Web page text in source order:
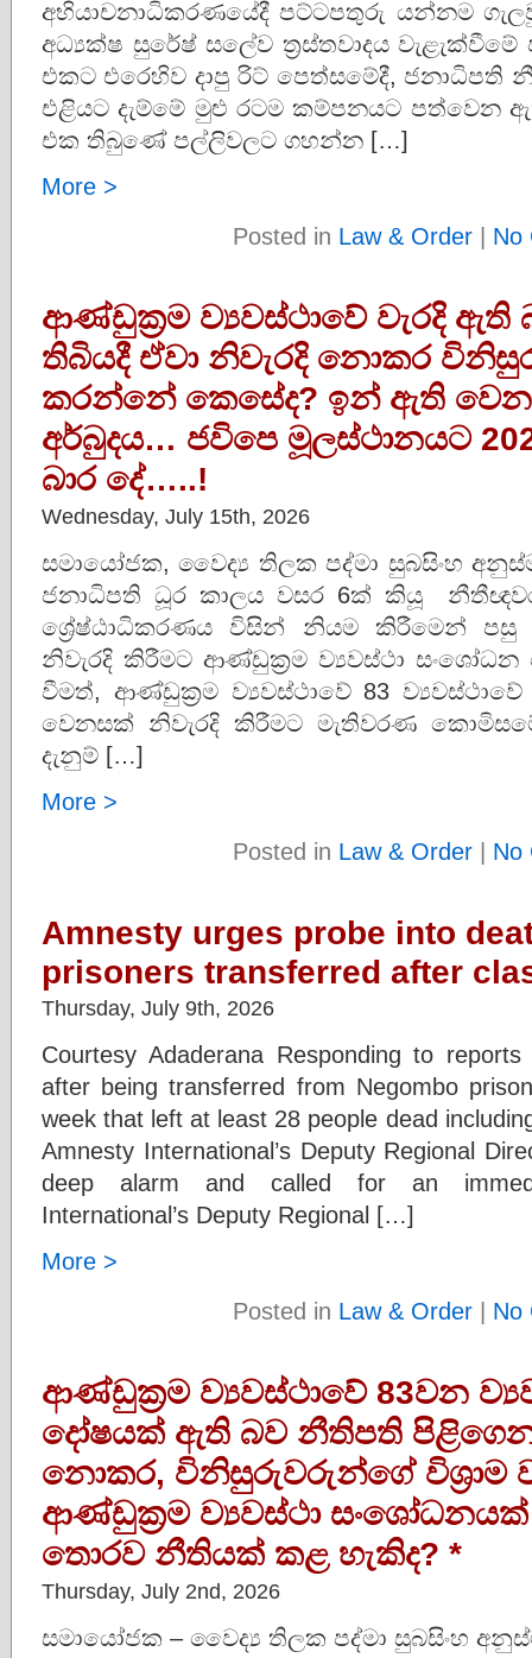
අභියාචනාධිකරණයේදී පට්ටපතුරු යන්නම
අධ්‍යක්ෂ සුරේෂ් සලේව ත්‍රස්තවාදය
එකට එරෙහිව දාපු රිට් පෙත්සමේදී, ජනාධිපති
එළියට දැම්මේ මුළු රටම කම්පනයට පත්වෙන
එක තිබුණේ පල්ලිවලට ගහන්න […]
More >
Posted in Law & Order| No
ආණ්ඩුක්‍රම ව්‍යවස්ථාවේ වැරදි
තිබියදී ඒවා නිවැරදි නොකර
කරන්නේ කෙසේද? ඉන් ඇති වෙන
අර්බුදය… ජවිපෙ මූලස්ථානයට
බාර දේ…..!
Wednesday, July 15th, 2026
සමායෝජක, වෛද්‍ය තිලක පද්මා සුබසිංහ
ජනාධිපති ධූර කාලය වසර 6ක් කියූ
ශ්‍රේෂ්ඨාධිකරණය විසින් නියම කිරීමෙන් පසු
නිවැරදි කිරීමට ආණ්ඩුක්‍රම ව්‍යවස්ථා සංශෝධන
වීමත්, ආණ්ඩුක්‍රම ව්‍යවස්ථාවේ 83 ව්‍යවස්ථාවේ
වෙනසක් නිවැරදි කිරීමට මැතිවරණ
දැනුම් […]
More >
Posted in Law & Order| No
Amnesty urges probe into
prisoners transferred after
Thursday, July 9th, 2026
Courtesy Adaderana Responding to
after being transferred from Negombo
week that left at least 28 people dead
Amnesty International’s Deputy Regional
deep alarm and called for an
International’s Deputy Regional […]
More >
Posted in Law & Order| No
ආණ්ඩුක්‍රම ව්‍යවස්ථාවේ 83වන
දෝෂයක් ඇති බව නීතිපති පිළිගෙන
නොකර, විනිසුරුවරුන්ගේ විශ්‍රාම
ආණ්ඩුක්‍රම ව්‍යවස්ථා
තොරව නීතියක් කළ හැකිද? *
Thursday, July 2nd, 2026
සමායෝජක – වෛද්‍ය තිලක පද්මා සුබසිංහ